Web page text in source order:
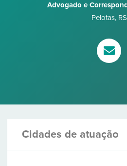
Advogado e
Pelotas, RS
Cidades de atuação